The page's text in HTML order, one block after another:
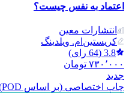
اعتماد به نفس چیست؟
انتشارات معین
کریستین‌ام. ویلدینگ
3.8
(
64 رای)
۷۳۰٬۰۰۰ تومان
جدید
چاپ اختصاصی (بر اساس POD)